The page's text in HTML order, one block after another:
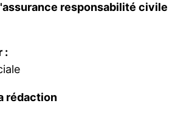
responsabilité civile
:
rédaction